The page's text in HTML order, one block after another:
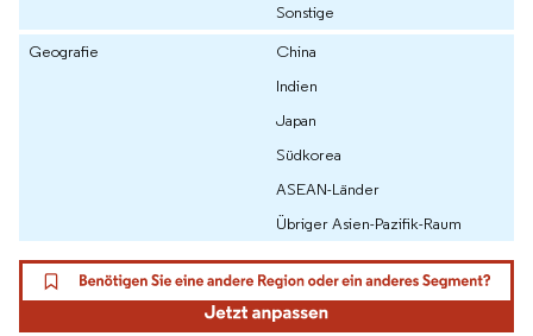
Sonstige
Geografie
China
Indien
Japan
Südkorea
ASEAN-Länder
Übriger Asien-Pazifik-Raum